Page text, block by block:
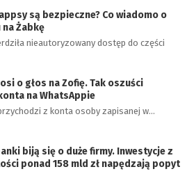
są bezpieczne? Co wiadomo o
Żabkę
nieautoryzowany dostęp do części
o głos na Zofię. Tak oszuści
na WhatsAppie
z konta osoby zapisanej w…
biją się o duże firmy. Inwestycje z
ponad 158 mld zł napędzają popyt